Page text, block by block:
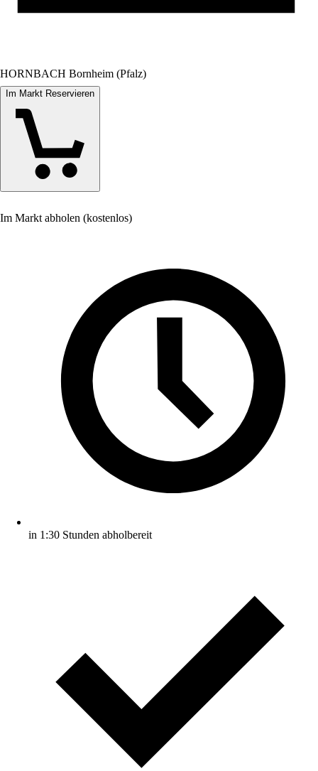
HORNBACH Bornheim (Pfalz)
Im Markt Reservieren
Im Markt abholen (kostenlos)
in 1:30 Stunden abholbereit